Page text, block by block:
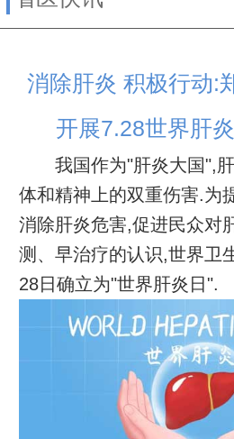
消除肝炎 积极行动:
开展7.28世界肝
我国作为"肝炎大国",肝
体和精神上的双重伤害.为
消除肝炎危害,促进民众对
测、早治疗的认识,世界卫
28日确立为"世界肝炎日".